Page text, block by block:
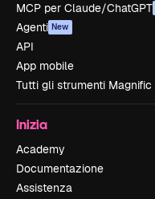
MCP per Claude/ChatGPT
Agenti New
API
App mobile
Tutti gli strumenti Magnific
Inizia
Academy
Documentazione
Assistenza